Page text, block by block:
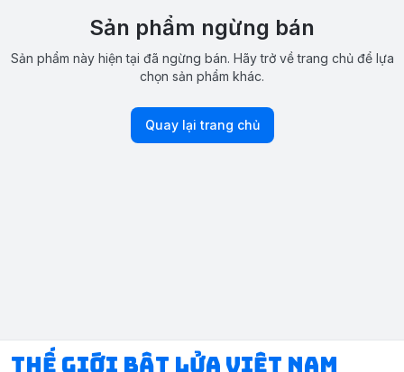
Sản phẩm ngừng bán
Sản phẩm này hiện tại đã ngừng bán. Hãy trở về trang chủ để lựa
chọn sản phẩm khác.
Quay lại trang chủ
Thế Giới Bật Lửa Việt Nam